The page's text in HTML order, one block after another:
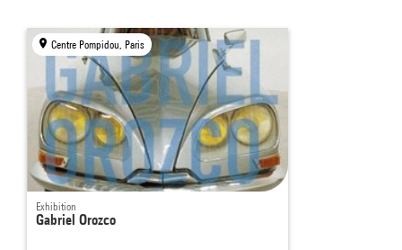
Centre Pompidou, Paris
Exhibition
Gabriel Orozco